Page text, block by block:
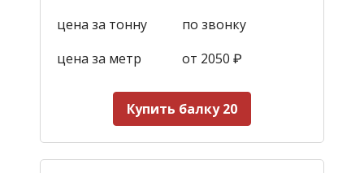
цена за тонну
по звонку
цена за метр
от 2050 ₽
Купить балку 20